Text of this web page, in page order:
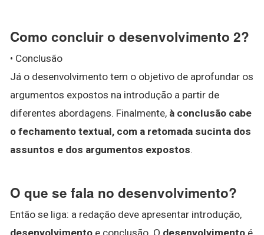
Como concluir o desenvolvimento 2?
• Conclusão
Já o desenvolvimento tem o objetivo de aprofundar os
argumentos expostos na introdução a partir de
diferentes abordagens. Finalmente, à conclusão cabe
o fechamento textual, com a retomada sucinta dos
assuntos e dos argumentos expostos.
O que se fala no desenvolvimento?
Então se liga: a redação deve apresentar introdução,
desenvolvimento e conclusão. O desenvolvimento é